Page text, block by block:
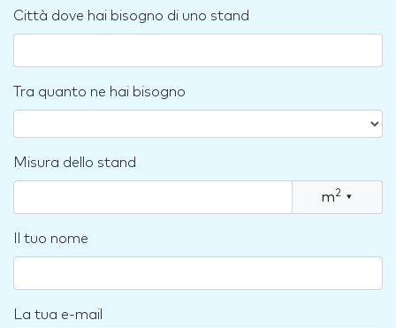
Città dove hai bisogno di uno stand
Tra quanto ne hai bisogno
Misura dello stand
m2 ▾
Il tuo nome
La tua e-mail